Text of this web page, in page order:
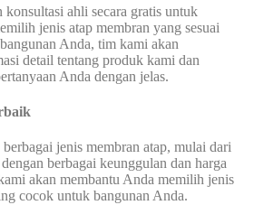
ahli secara gratis untuk
jenis atap membran yang sesuai
Anda, tim kami akan
detail tentang produk kami dan
Anda dengan jelas.
jenis membran atap, mulai dari
berbagai keunggulan dan harga
akan membantu Anda memilih jenis
cocok untuk bangunan Anda.